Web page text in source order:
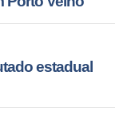
estadual